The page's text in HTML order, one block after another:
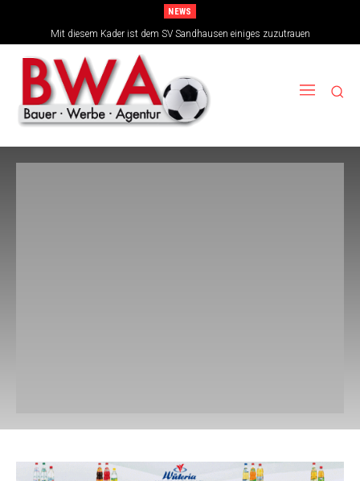
NEWS
Mit diesem Kader ist dem SV Sandhausen einiges zuzutrauen